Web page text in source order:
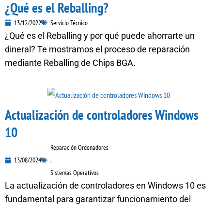
¿Qué es el Reballing?
13/12/2022 Servicio Técnico
¿Qué es el Reballing y por qué puede ahorrarte un
dineral? Te mostramos el proceso de reparación
mediante Reballing de Chips BGA.
Actualización de controladores Windows
10
13/08/2024
Reparación Ordenadores
,
Sistemas Operativos
La actualización de controladores en Windows 10 es
fundamental para garantizar funcionamiento del